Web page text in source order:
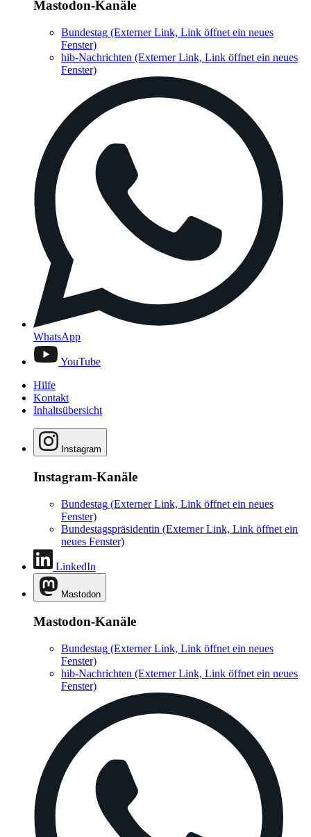
Mastodon-Kanäle
Bundestag (Externer Link, Link öffnet ein neues
Fenster)
hib-Nachrichten (Externer Link, Link öffnet ein neues
Fenster)
WhatsApp
YouTube
Hilfe
Kontakt
Inhaltsübersicht
Instagram
Instagram-Kanäle
Bundestag (Externer Link, Link öffnet ein neues
Fenster)
Bundestagspräsidentin (Externer Link, Link öffnet ein
neues Fenster)
LinkedIn
Mastodon
Mastodon-Kanäle
Bundestag (Externer Link, Link öffnet ein neues
Fenster)
hib-Nachrichten (Externer Link, Link öffnet ein neues
Fenster)